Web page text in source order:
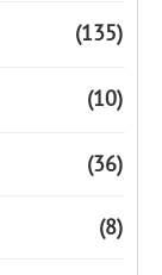
(135)
(10)
(36)
(8)